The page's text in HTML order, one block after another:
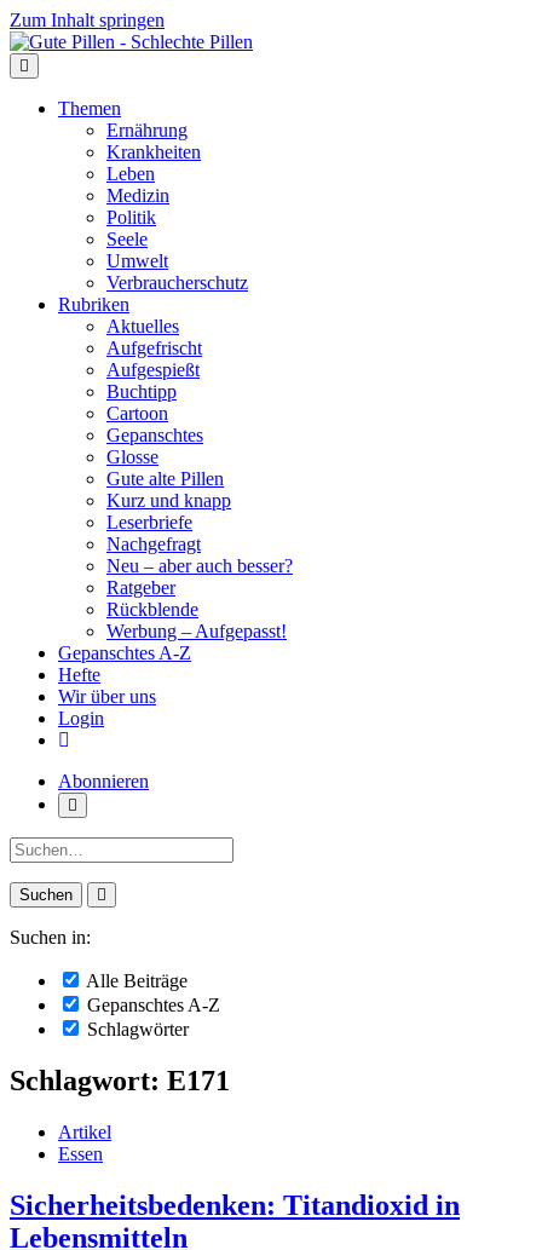
Zum Inhalt springen
Themen
Ernährung
Krankheiten
Leben
Medizin
Politik
Seele
Umwelt
Verbraucherschutz
Rubriken
Aktuelles
Aufgefrischt
Aufgespießt
Buchtipp
Cartoon
Gepanschtes
Glosse
Gute alte Pillen
Kurz und knapp
Leserbriefe
Nachgefragt
Neu – aber auch besser?
Ratgeber
Rückblende
Werbung – Aufgepasst!
Gepanschtes A-Z
Hefte
Wir über uns
Login
Abonnieren
Suche:
Suchen in:
Alle Beiträge
Gepanschtes A-Z
Schlagwörter
Schlagwort: E171
Artikel
Essen
Sicherheitsbedenken: Titandioxid in
Lebensmitteln